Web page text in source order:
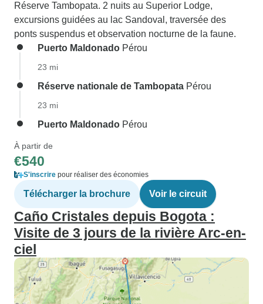
Réserve Tambopata. 2 nuits au Superior Lodge,
excursions guidées au lac Sandoval, traversée des
ponts suspendus et observation nocturne de la faune.
Puerto Maldonado Pérou
23 mi
Réserve nationale de Tambopata Pérou
23 mi
Puerto Maldonado Pérou
À partir de
€540
S'inscrire pour réaliser des économies
Télécharger la brochure Voir le circuit
Caño Cristales depuis Bogota :
Visite de 3 jours de la rivière Arc-en-
ciel